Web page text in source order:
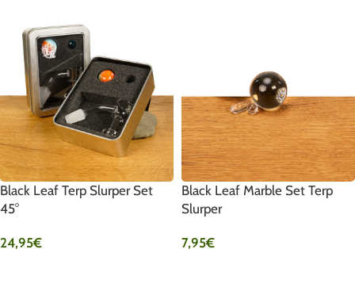
Black Leaf Terp Slurper Set
45°
24,95€
Black Leaf Marble Set Terp
Slurper
7,95€